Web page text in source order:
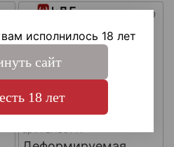
арт.#LAC0141
исполнилось 18 лет
сайт
18 лет